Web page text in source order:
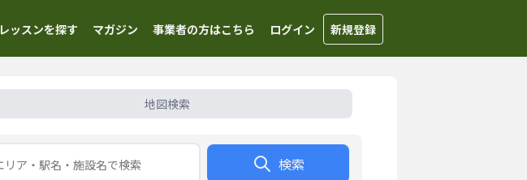
レッスンを探す マガジン 事業者の方はこちら ログイン 新規登録
地図検索
検索